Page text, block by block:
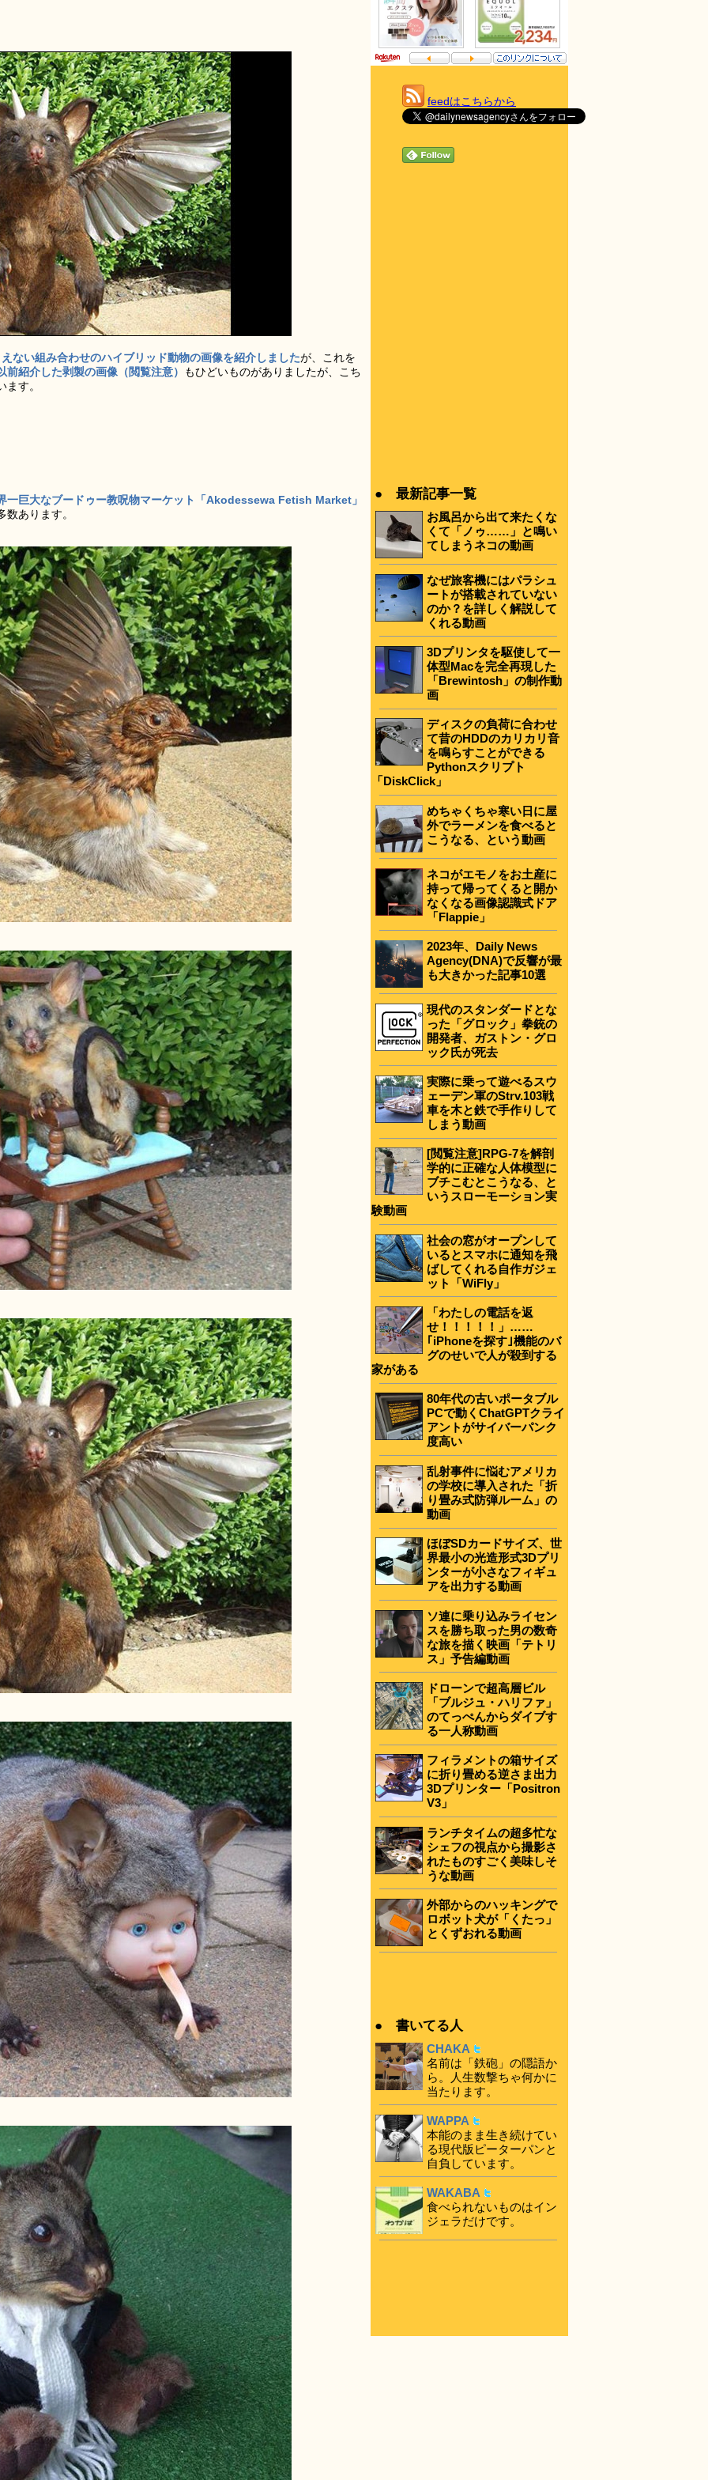
ない組み合わせのハイブリッド動物の画像を紹介しましたが、これを
前紹介した剥製の画像（閲覧注意）
もひどいものがありましたが、こち
す。
一巨大なブードゥー教呪物マーケット「Akodessewa Fetish Market」
あります。
feedはこちらから
● 最新記事一覧
お風呂から出て来たくな
くて「ノゥ……」と鳴い
てしまうネコの動画
なぜ旅客機にはパラシュ
ートが搭載されていない
のか？を詳しく解説して
くれる動画
3Dプリンタを駆使して一
体型Macを完全再現した
「Brewintosh」の制作動
画
ディスクの負荷に合わせ
て昔のHDDのカリカリ音
を鳴らすことができる
Pythonスクリプト
「DiskClick」
めちゃくちゃ寒い日に屋
外でラーメンを食べると
こうなる、という動画
ネコがエモノをお土産に
持って帰ってくると開か
なくなる画像認識式ドア
「Flappie」
2023年、Daily News
Agency(DNA)で反響が最
も大きかった記事10選
現代のスタンダードとな
った「グロック」拳銃の
開発者、ガストン・グロ
ック氏が死去
実際に乗って遊べるスウ
ェーデン軍のStrv.103戦
車を木と鉄で手作りして
しまう動画
[閲覧注意]RPG-7を解剖
学的に正確な人体模型に
ブチこむとこうなる、と
いうスローモーション実
験動画
社会の窓がオープンして
いるとスマホに通知を飛
ばしてくれる自作ガジェ
ット「WiFly」
「わたしの電話を返
せ！！！！！」……
｢iPhoneを探す｣機能のバ
グのせいで人が殺到する
家がある
80年代の古いポータブル
PCで動くChatGPTクライ
アントがサイバーパンク
度高い
乱射事件に悩むアメリカ
の学校に導入された「折
り畳み式防弾ルーム」の
動画
ほぼSDカードサイズ、世
界最小の光造形式3Dプリ
ンターが小さなフィギュ
アを出力する動画
ソ連に乗り込みライセン
スを勝ち取った男の数奇
な旅を描く映画「テトリ
ス」予告編動画
ドローンで超高層ビル
「ブルジュ・ハリファ」
のてっぺんからダイブす
る一人称動画
フィラメントの箱サイズ
に折り畳める逆さま出力
3Dプリンター「Positron
V3」
ランチタイムの超多忙な
シェフの視点から撮影さ
れたものすごく美味しそ
うな動画
外部からのハッキングで
ロボット犬が「くたっ」
とくずおれる動画
● 書いてる人
CHAKA
名前は「鉄砲」の隠語か
ら。人生数撃ちゃ何かに
当たります。
WAPPA
本能のまま生き続けてい
る現代版ピーターパンと
自負しています。
WAKABA
食べられないものはイン
ジェラだけです。